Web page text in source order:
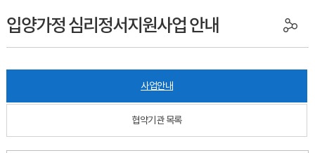
입양가정 심리정서지원사업 안내
사업안내
협약기관 목록